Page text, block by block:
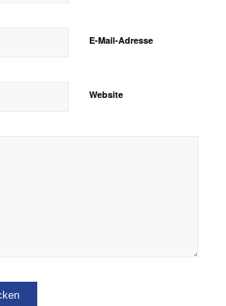
E-Mail-Adresse
Website